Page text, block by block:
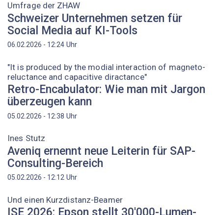
Umfrage der ZHAW
Schweizer Unternehmen setzen für
Social Media auf KI-Tools
06.02.2026 - 12:24 Uhr
"It is produced by the modial interaction of magneto-
reluctance and capacitive diractance"
Retro-Encabulator: Wie man mit Jargon
überzeugen kann
05.02.2026 - 12:38 Uhr
Ines Stutz
Aveniq ernennt neue Leiterin für SAP-
Consulting-Bereich
05.02.2026 - 12:12 Uhr
Und einen Kurzdistanz-Beamer